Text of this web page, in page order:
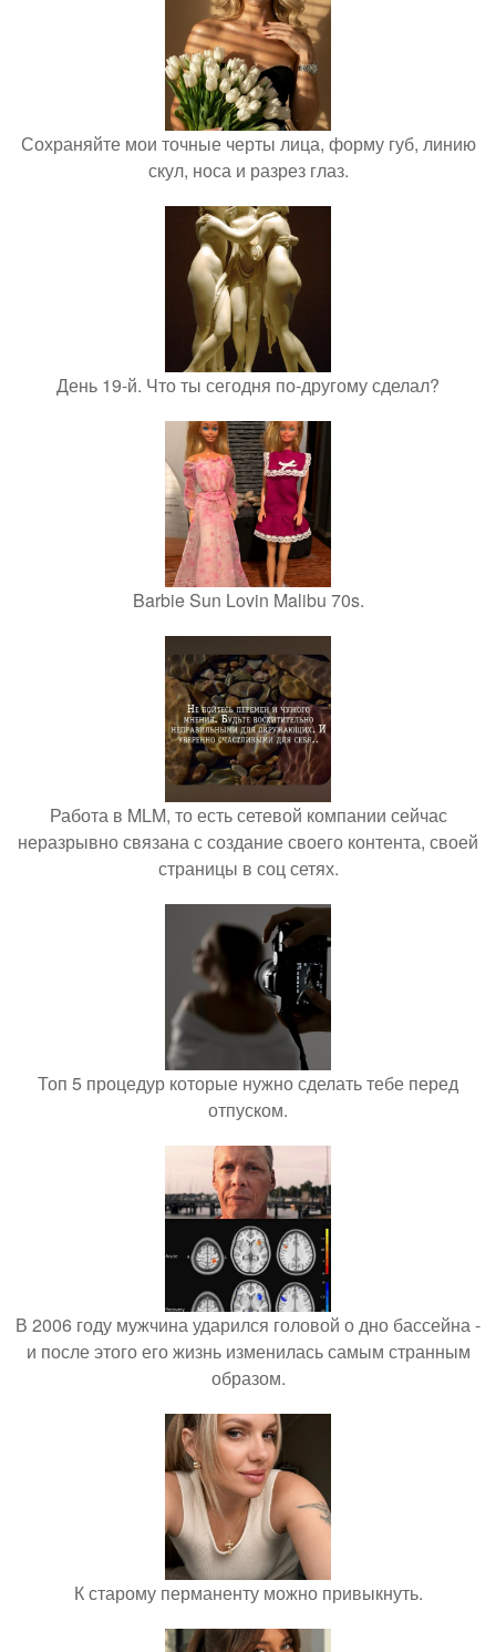
Сохраняйте мои точные черты лица, форму губ, линию
скул, носа и разрез глаз.
День 19-й. Что ты сегодня по-другому сделал?
Barbie Sun Lovin Malibu 70s.
Работа в MLM, то есть сетевой компании сейчас
неразрывно связана с создание своего контента, своей
страницы в соц сетях.
Топ 5 процедур которые нужно сделать тебе перед
отпуском.
В 2006 году мужчина ударился головой о дно бассейна -
и после этого его жизнь изменилась самым странным
образом.
К старому перманенту можно привыкнуть.